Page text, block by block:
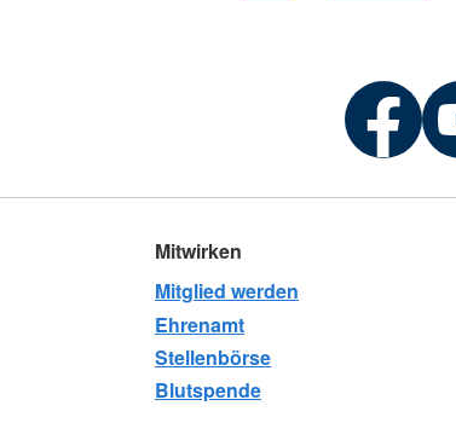
Mitwirken
Mitglied werden
Ehrenamt
Stellenbörse
Blutspende